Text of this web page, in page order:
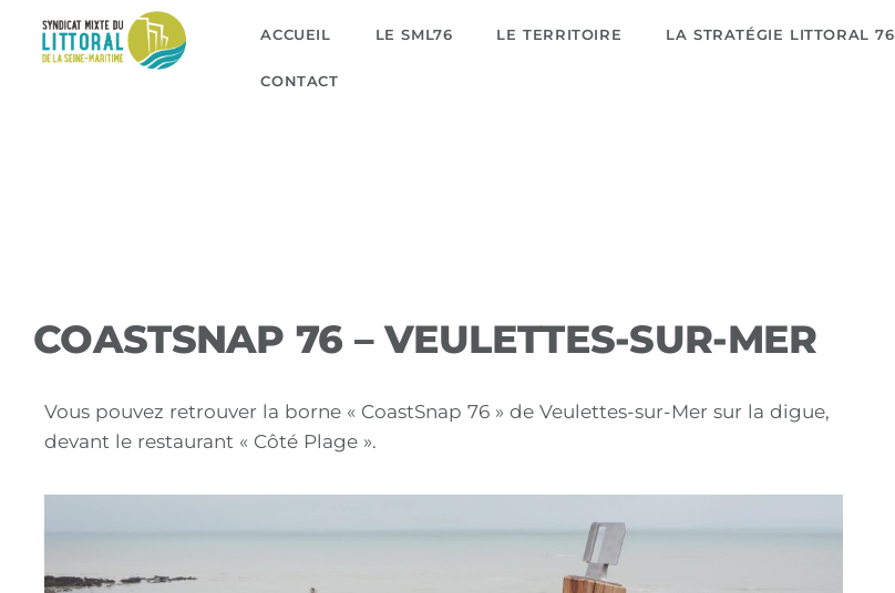
ACCUEIL LE SML76 LE TERRITOIRE LA STRATÉGIE LITTORAL 76
CONTACT
COASTSNAP 76 – VEULETTES-SUR-MER
Vous pouvez retrouver la borne « CoastSnap 76 » de Veulettes-sur-Mer sur la digue,
devant le restaurant « Côté Plage ».